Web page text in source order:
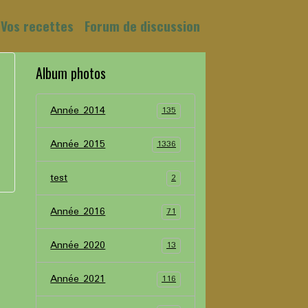
Vos recettes Forum de discussion
Album photos
Année 2014 135
Année 2015 1336
test 2
Année 2016 71
Année 2020 13
Année 2021 116